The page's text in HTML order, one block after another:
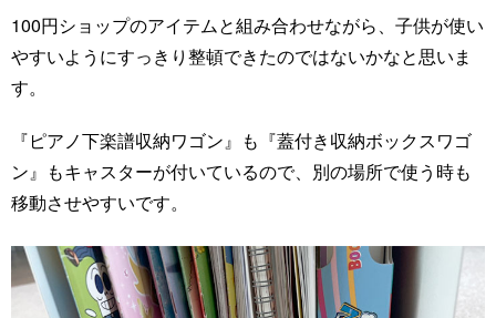
100円ショップのアイテムと組み合わせながら、子供が使い
やすいようにすっきり整頓できたのではないかなと思いま
す。
『ピアノ下楽譜収納ワゴン』も『蓋付き収納ボックスワゴ
ン』もキャスターが付いているので、別の場所で使う時も
移動させやすいです。